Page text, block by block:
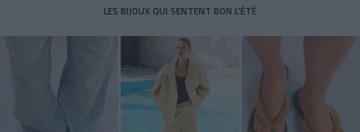
LES BIJOUX QUI SENTENT BON L’ÉTÉ